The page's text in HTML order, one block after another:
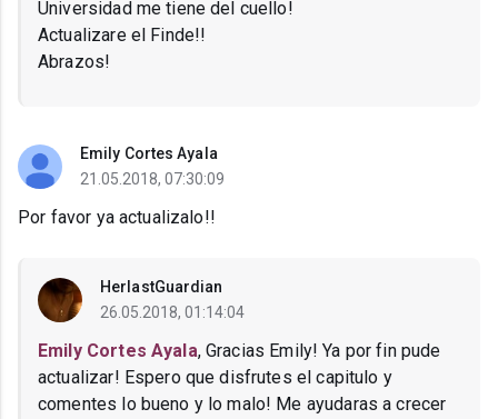
Universidad me tiene del cuello!
Actualizare el Finde!!
Abrazos!
Emily Cortes Ayala
21.05.2018, 07:30:09
Por favor ya actualizalo!!
HerlastGuardian
26.05.2018, 01:14:04
Emily Cortes Ayala, Gracias Emily! Ya por fin pude
actualizar! Espero que disfrutes el capitulo y
comentes lo bueno y lo malo! Me ayudaras a crecer